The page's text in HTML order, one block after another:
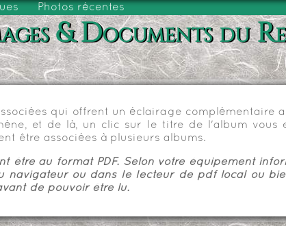
Photos récentes
& Documents du
qui offrent un éclairage complémentaire
et de là, un clic sur le titre de l'album
être associées à plusieurs albums.
être au format PDF. Selon votre équipement
navigateur ou dans le lecteur de pdf local ou
de pouvoir être lu.